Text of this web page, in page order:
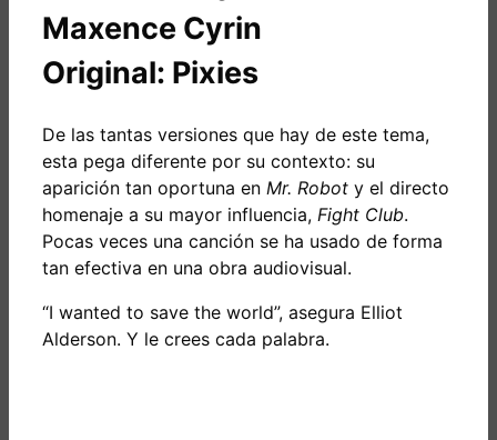
Maxence Cyrin
Original: Pixies
De las tantas versiones que hay de este tema,
esta pega diferente por su contexto: su
aparición tan oportuna en Mr. Robot y el directo
homenaje a su mayor influencia, Fight Club.
Pocas veces una canción se ha usado de forma
tan efectiva en una obra audiovisual.
“I wanted to save the world”, asegura Elliot
Alderson. Y le crees cada palabra.